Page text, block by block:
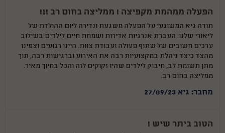
הפעלה ממהמת מקפיצה ! ממליצה בחום רב !1!
תודה גיא המשוגעי על הפעלה משגעת ונדירה ליום ההולדת של
ליאורי שלנו. העברת אנרגיות אדירות ושמחת חיים לילדים בשילוב
ערכים חשובים של שתוף פעולה ועבודת צוות. היינו רגועים וצפינו
מהצד כיצד ניהלת במקצועיות רבה את האירוע וברגישות רבה, תוך
מתן תשומת לב, חיבוק לילדים שהיו זקוקים לזה והכל בחיוך מאיר.
ממליצה בחום רב.
מחבר: גיא 27/09/23
הטוב ביתר שיש !